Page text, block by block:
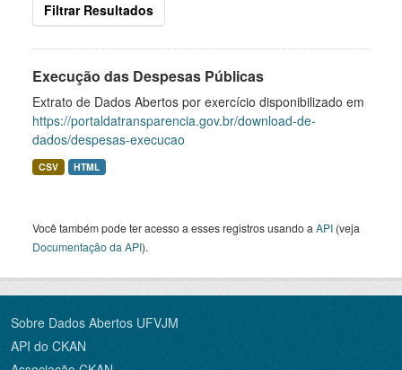
Filtrar Resultados
Execução das Despesas Públicas
Extrato de Dados Abertos por exercício disponibilizado em
https://portaldatransparencia.gov.br/download-de-
dados/despesas-execucao
CSV HTML
Você também pode ter acesso a esses registros usando a API (veja
Documentação da API).
Sobre Dados Abertos UFVJM
API do CKAN